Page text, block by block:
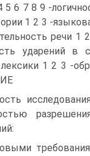
5 6 7 8 9 -
1 2 3 -
речи 1
ударений в
лексики 1 2 3 -